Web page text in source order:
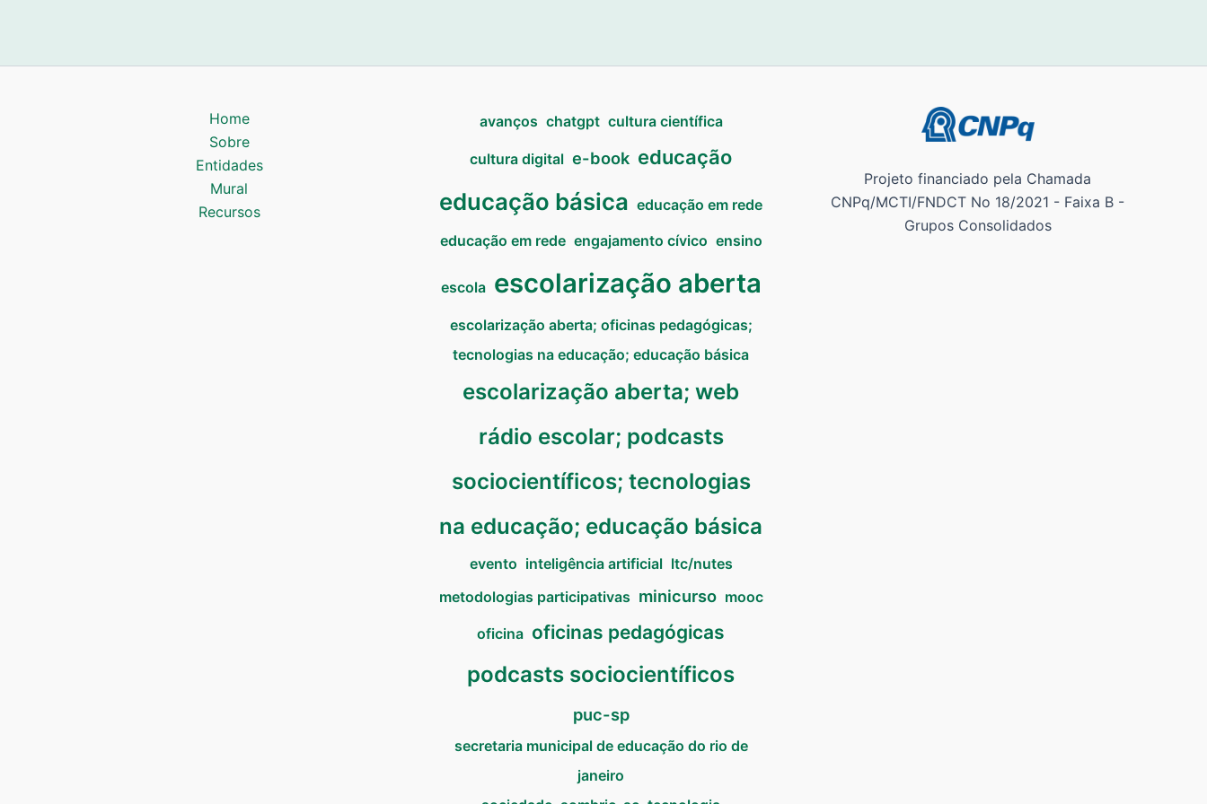
Home
Sobre
Entidades
Mural
Recursos
avanços chatgpt cultura científica
cultura digital e-book educação
educação básica educação em rede
educação em rede engajamento cívico ensino
escola escolarização aberta
escolarização aberta; oficinas pedagógicas;
tecnologias na educação; educação básica
escolarização aberta; web
rádio escolar; podcasts
sociocientíficos; tecnologias
na educação; educação básica
evento inteligência artificial ltc/nutes
metodologias participativas minicurso mooc
oficina oficinas pedagógicas
podcasts sociocientíficos
puc-sp
secretaria municipal de educação do rio de
janeiro
Projeto financiado pela Chamada
CNPq/MCTI/FNDCT No 18/2021 - Faixa B -
Grupos Consolidados